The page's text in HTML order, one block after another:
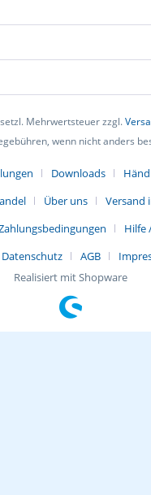
Mehrwertsteuer zzgl.
wenn nicht anders
Downloads
Über uns
Versand
Hilfe
Datenschutz AGB
Realisiert mit Shopware